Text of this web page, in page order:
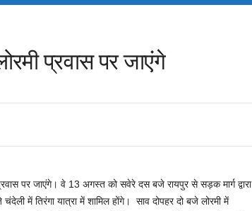
प्रवास पर जाएंगे
पर जाएंगे। वे 13 अगस्त को सवेरे दस बजे रायपुर से सड़क मार्ग द्वारा
में तिरंगा यात्रा में शामिल होंगे। साव दोपहर दो बजे लोरमी में